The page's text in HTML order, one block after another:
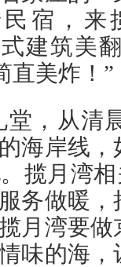
宿，来
建筑美
直美炸！”
堂，从清
海岸线
揽月湾
务做暖
月湾要
味的海